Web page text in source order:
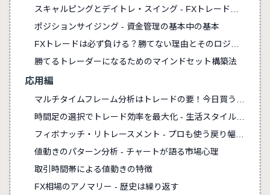
ポジションサイジング - 資金管理の基本中の基本
勝てるトレーダーになるためのマインドセット構築法
応用編
値動きのパターン分析 - チャートが語る市場心理
取引時間帯による値動きの特徴
FX相場のアノマリー - 歴史は繰り返す